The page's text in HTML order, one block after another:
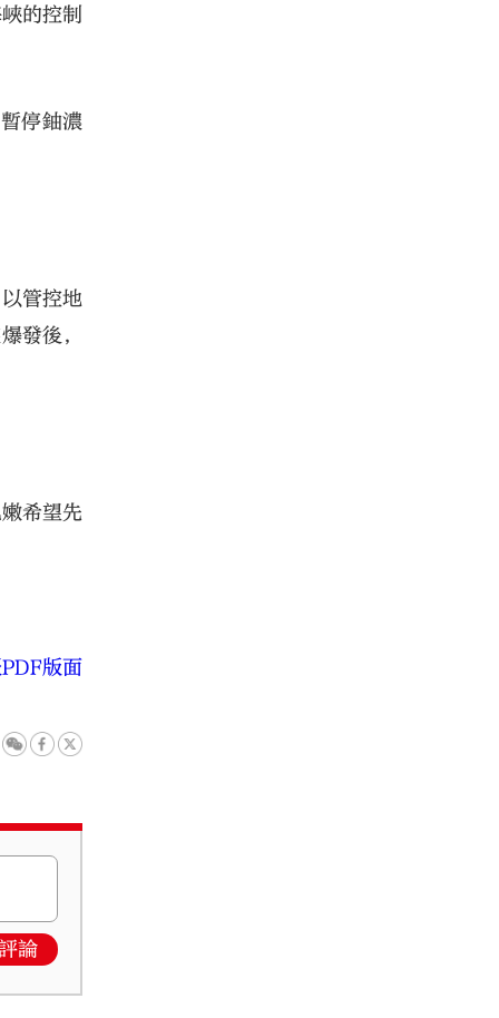
的控制
停鈾濃
管控地
發後，
希望先
版面
論